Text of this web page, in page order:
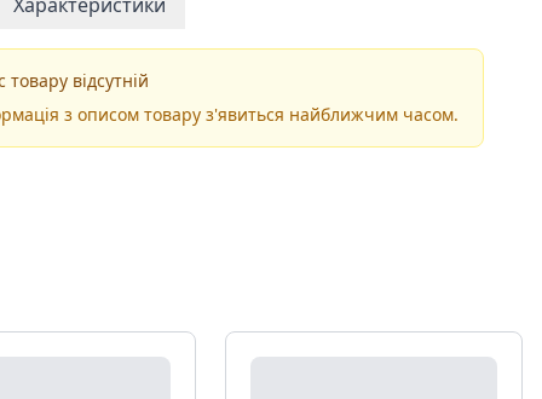
товару відсутній
з описом товару з'явиться найближчим часом.